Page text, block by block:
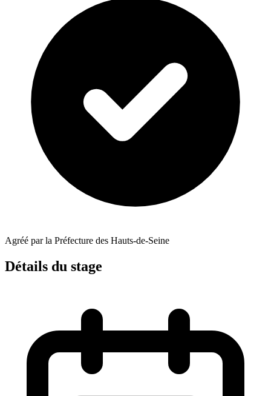
Agréé par la Préfecture des Hauts-de-Seine
Détails du stage